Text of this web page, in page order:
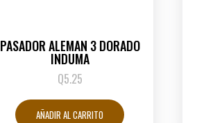
PASADOR ALEMAN 3 DORADO
INDUMA
Q5.25
AÑADIR AL CARRITO